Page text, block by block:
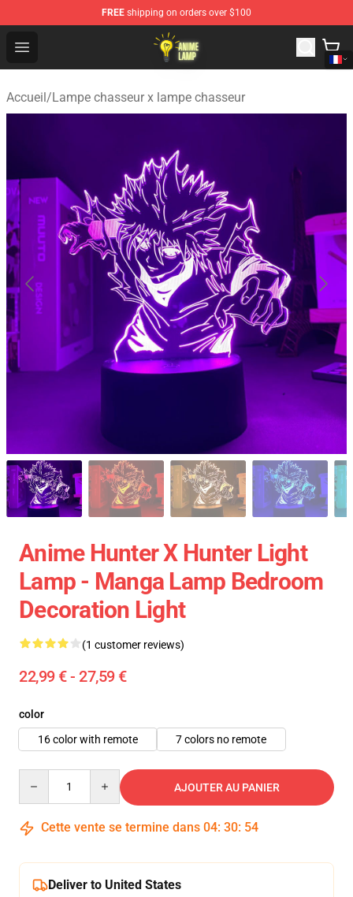
FREE shipping on orders over $100
Open menu
Anime Lamp Shop - The Best Store of Anime Lamp
Accueil/Lampe chasseur x lampe chasseur
Anime Hunter X Hunter Light
Lamp - Manga Lamp Bedroom
Decoration Light
(1 customer reviews)
22,99 € - 27,59 €
color
16 color with remote
7 colors no remote
AJOUTER AU PANIER
Cette vente se termine dans 04: 30: 53
Deliver to United States